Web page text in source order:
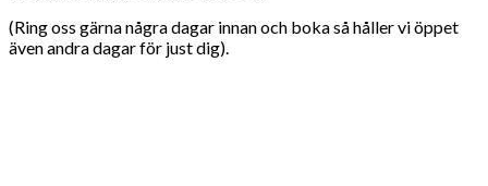
(Ring oss gärna några dagar innan och boka så håller vi öppet
även andra dagar för just dig).